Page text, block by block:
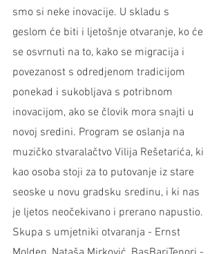
smo si neke inovacije. U skladu s
geslom će biti i ljetošnje otvaranje, ko će
se osvrnuti na to, kako se migracija i
povezanost s odredjenom tradicijom
ponekad i sukobljava s potribnom
inovacijom, ako se človik mora snajti u
novoj sredini. Program se oslanja na
muzičko stvaralačtvo Vilija Rešetarića, ki
kao osoba stoji za to putovanje iz stare
seoske u novu gradsku sredinu, i ki nas
je ljetos neočekivano i prerano napustio.
Skupa s umjetniki otvaranja - Ernst